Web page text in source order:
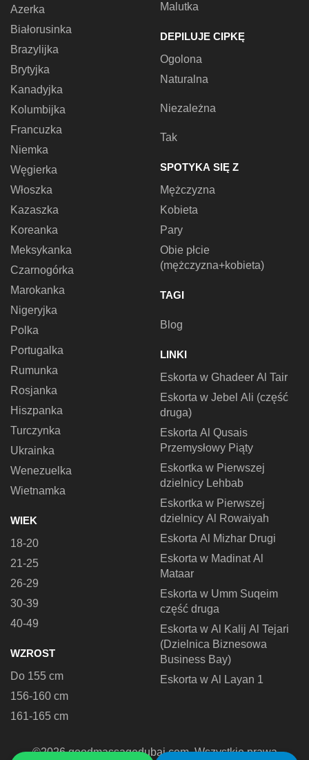
Azerka
Białorusinka
Brazylijka
Brytyjka
Kanadyjka
Kolumbijka
Francuzka
Niemka
Węgierka
Włoszka
Kazaszka
Koreanka
Meksykanka
Czarnogórka
Marokanka
Nigeryjka
Polka
Portugalka
Rumunka
Rosjanka
Hiszpanka
Turczynka
Ukrainka
Wenezuelka
Wietnamka
WIEK
18-20
21-25
26-29
30-39
40-49
WZROST
Do 155 cm
156-160 cm
161-165 cm
Malutka
DEPILUJE CIPKĘ
Ogolona
Naturalna
Niezależna
Tak
SPOTYKA SIĘ Z
Mężczyzna
Kobieta
Pary
Obie płcie
(mężczyzna+kobieta)
TAGI
Blog
LINKI
Eskorta w Ghadeer Al Tair
Eskorta w Jebel Ali (część
druga)
Eskorta Al Qusais
Przemysłowy Piąty
Eskortka w Pierwszej
dzielnicy Lehbab
Eskortka w Pierwszej
dzielnicy Al Rowaiyah
Eskorta Al Mizhar Drugi
Eskorta w Madinat Al
Mataar
Eskorta w Umm Suqeim
część druga
Eskorta w Al Kalij Al Tejari
(Dzielnica Biznesowa
Business Bay)
Eskorta w Al Layan 1
©2026 goodmassagedubai.com. Wszystkie prawa